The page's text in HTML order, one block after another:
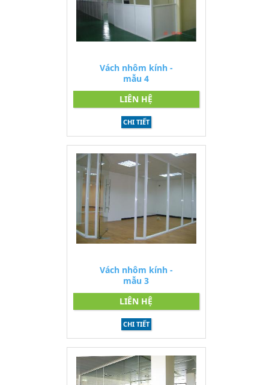
Vách nhôm kính -
mẫu 4
LIÊN HỆ
CHI TIẾT
Vách nhôm kính -
mẫu 3
LIÊN HỆ
CHI TIẾT